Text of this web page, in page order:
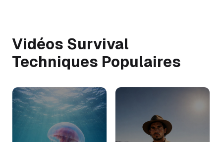
Vidéos Survival
Techniques Populaires